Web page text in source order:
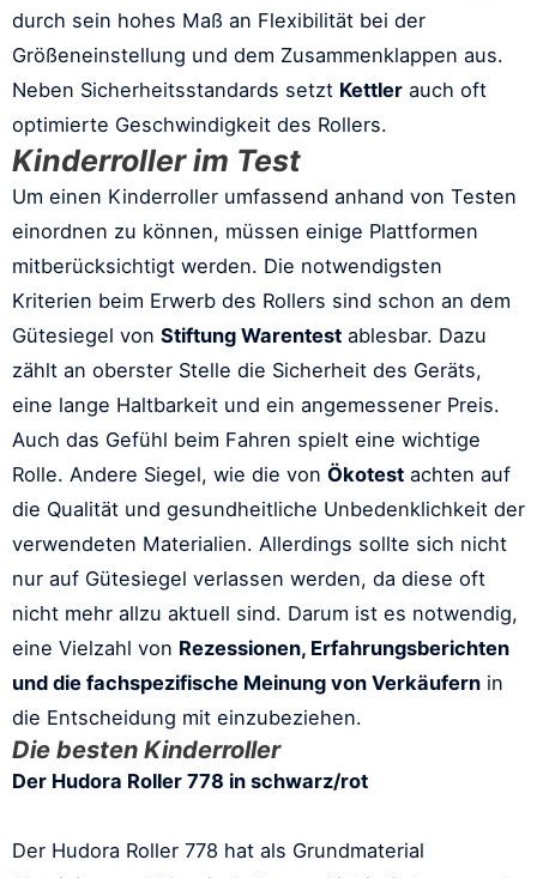
durch sein hohes Maß an Flexibilität bei der
Größeneinstellung und dem Zusammenklappen aus.
Neben Sicherheitsstandards setzt Kettler auch oft
optimierte Geschwindigkeit des Rollers.
Kinderroller im Test
Um einen Kinderroller umfassend anhand von Testen
einordnen zu können, müssen einige Plattformen
mitberücksichtigt werden. Die notwendigsten
Kriterien beim Erwerb des Rollers sind schon an dem
Gütesiegel von Stiftung Warentest ablesbar. Dazu
zählt an oberster Stelle die Sicherheit des Geräts,
eine lange Haltbarkeit und ein angemessener Preis.
Auch das Gefühl beim Fahren spielt eine wichtige
Rolle. Andere Siegel, wie die von Ökotest achten auf
die Qualität und gesundheitliche Unbedenklichkeit der
verwendeten Materialien. Allerdings sollte sich nicht
nur auf Gütesiegel verlassen werden, da diese oft
nicht mehr allzu aktuell sind. Darum ist es notwendig,
eine Vielzahl von Rezessionen, Erfahrungsberichten
und die fachspezifische Meinung von Verkäufern in
die Entscheidung mit einzubeziehen.
Die besten Kinderroller
Der Hudora Roller 778 in schwarz/rot
Der Hudora Roller 778 hat als Grundmaterial